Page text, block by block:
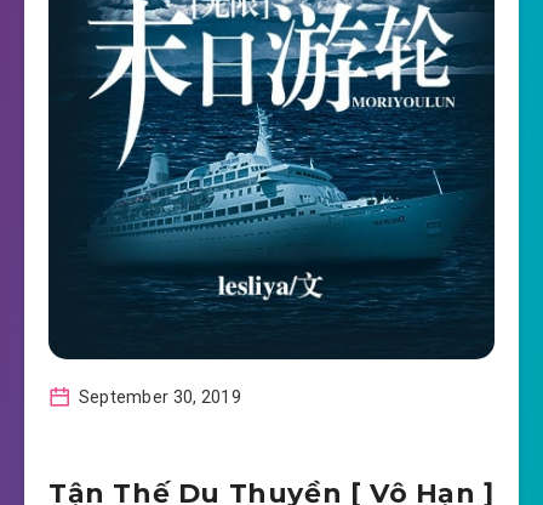
September 30, 2019
Tận Thế Du Thuyền [ Vô Hạn ]